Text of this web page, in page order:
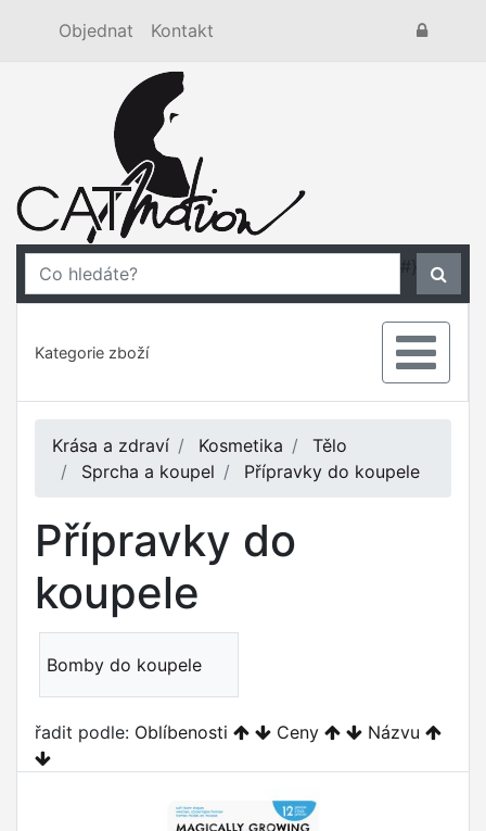
Objednat Kontakt
#}
Kategorie zboží
Krása a zdraví Kosmetika
Tělo
Sprcha a koupel
Přípravky do koupele
Přípravky do
koupele
Bomby do koupele
řadit podle: Oblíbenosti Ceny Názvu